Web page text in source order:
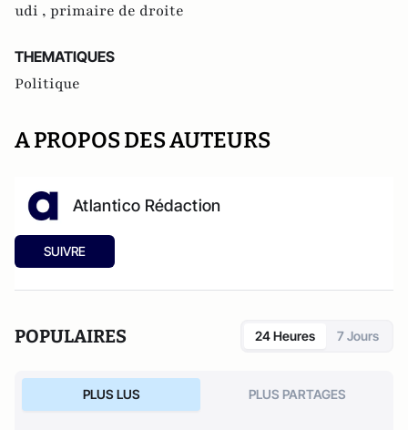
udi , primaire de droite
THEMATIQUES
Politique
A PROPOS DES AUTEURS
Atlantico Rédaction
SUIVRE
POPULAIRES 24 Heures 7 Jours
PLUS LUS PLUS PARTAGES